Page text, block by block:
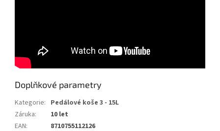
Doplňkové parametry
Kategorie: Pedálové koše 3 - 15L
Záruka:
10 let
EAN: 8710755112126